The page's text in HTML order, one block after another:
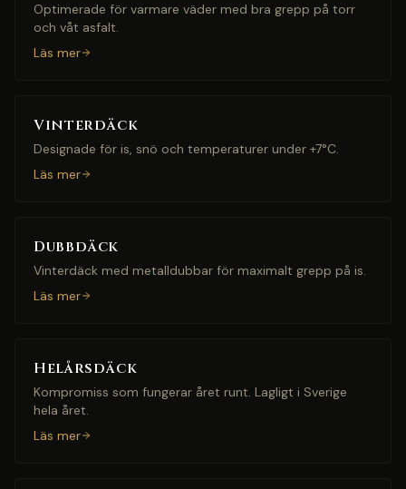
Optimerade för varmare väder med bra grepp på torr
och våt asfalt.
Läs mer
Vinterdäck
Designade för is, snö och temperaturer under +7°C.
Läs mer
Dubbdäck
Vinterdäck med metalldubbar för maximalt grepp på is.
Läs mer
Helårsdäck
Kompromiss som fungerar året runt. Lagligt i Sverige
hela året.
Läs mer